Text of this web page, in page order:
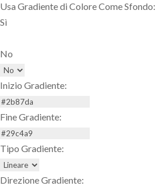
Usa Gradiente di Colore Come Sfondo:
Sì
No
Inizio Gradiente:
Fine Gradiente:
Tipo Gradiente:
Direzione Gradiente: